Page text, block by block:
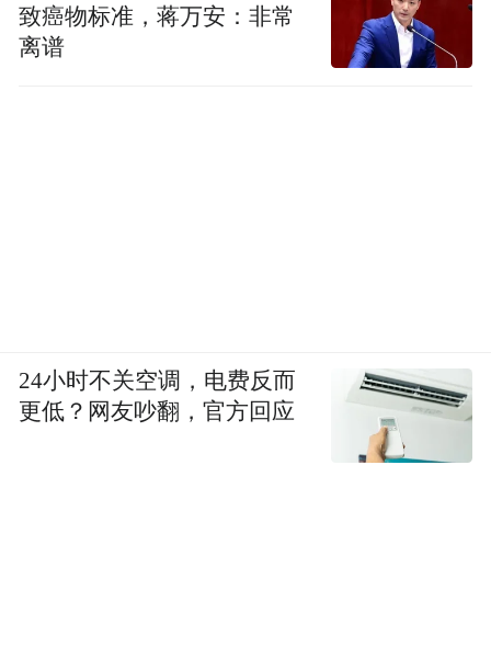
致癌物标准，蒋万安：非常
离谱
24小时不关空调，电费反而
更低？网友吵翻，官方回应